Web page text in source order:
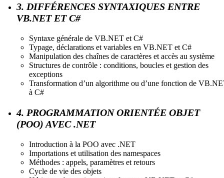
3. DIFFÉRENCES SYNTAXIQUES ENTRE
VB.NET ET C#
Syntaxe générale de VB.NET et C#
Typage, déclarations et variables en VB.NET et C#
Manipulation des chaînes de caractères et accès au système
Structures de contrôle : conditions, boucles et gestion des
exceptions
Transformation d’un algorithme ou d’une fonction de
à C#
4. PROGRAMMATION ORIENTÉE OBJET
(POO) AVEC .NET
Introduction à la POO avec .NET
Importations et utilisation des namespaces
Méthodes : appels, paramètres et retours
Cycle de vie des objets